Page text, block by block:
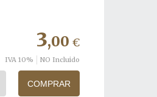
3,00 €
IVA 10% NO Incluido
COMPRAR